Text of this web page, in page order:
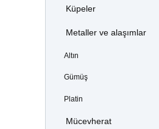
Küpeler
Metaller ve alaşımlar
Altın
Gümüş
Platin
Mücevherat